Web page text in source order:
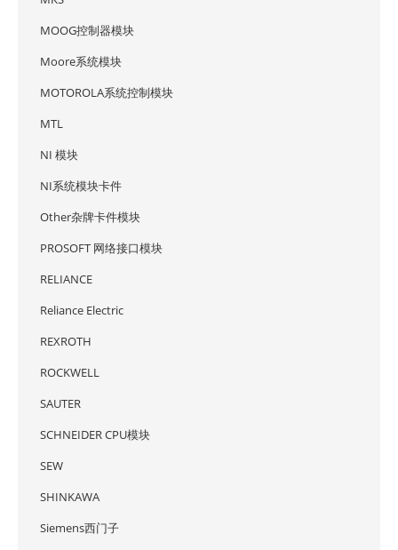
MOOG控制器模块
Moore系统模块
MOTOROLA系统控制模块
MTL
NI 模块
NI系统模块卡件
Other杂牌卡件模块
PROSOFT 网络接口模块
RELIANCE
Reliance Electric
REXROTH
ROCKWELL
SAUTER
SCHNEIDER CPU模块
SEW
SHINKAWA
Siemens西门子